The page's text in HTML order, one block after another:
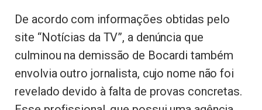
De acordo com informações obtidas pelo
site “Notícias da TV”, a denúncia que
culminou na demissão de Bocardi também
envolvia outro jornalista, cujo nome não foi
revelado devido à falta de provas concretas.